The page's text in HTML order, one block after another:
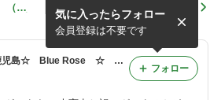
（そ
こんなレメディありますか？
「中耳炎」（その２）
ホメオパシー鹿児島☆ Blue Rose ☆ Homeopathy in Kagoshima ☆
気に入ったらフォロー
会員登録は不要です
フォロー